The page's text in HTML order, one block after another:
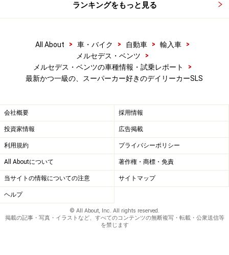
ランキングをもっと見る
All About > 車・バイク > 自動車 > 輸入車
>
メルセデス・ベンツ
>
メルセデス・ベンツの車種情報・試乗レポート
>
最新かつ一級の、スーパーカー好きのデイリーカーSLS
会社概要 採用情報
投資家情報 広告掲載
利用規約 プライバシーポリシー
All Aboutについて 著作権・商標・免責
当サイトの情報についての注意 サイトマップ
ヘルプ
© All About, Inc. All rights reserved.
掲載の記事・写真・イラストなど、すべてのコンテンツの無断複写・転載・公衆送信等
を禁じます